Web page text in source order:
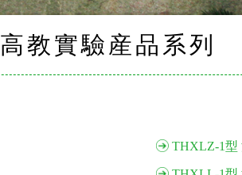
高教實驗産品系列
THXLZ-1型